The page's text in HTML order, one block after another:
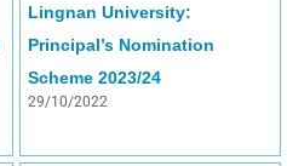
Lingnan University:
Principal’s Nomination
Scheme 2023/24
29/10/2022